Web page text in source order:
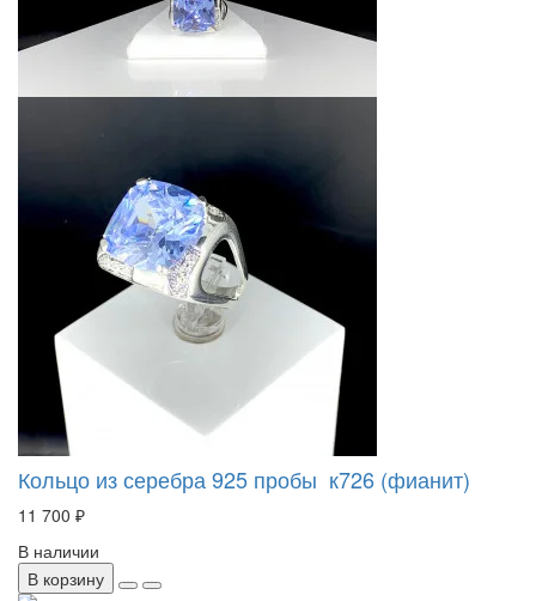
Кольцо из серебра 925 пробы к726 (фианит)
11 700 ₽
В наличии
В корзину